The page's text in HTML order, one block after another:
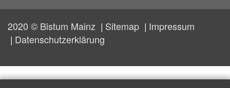
2020 © Bistum Mainz Sitemap
Impressum
Datenschutzerklärung